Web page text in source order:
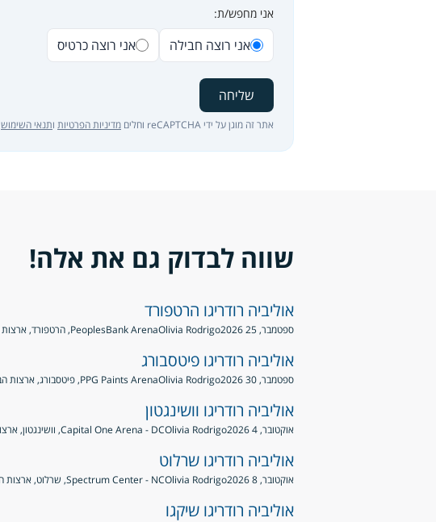
אני מחפש/ת:
אני רוצה חבילה אני רוצה כרטיס
שליחה
אתר זה מוגן על ידי reCAPTCHA וחלים מדיניות הפרטיות ותנאי השימוש
שווה לבדוק גם את אלה!
אוליביה רודריגו הרטפורד
ספטמבר, 25 2026 Olivia RodrigoPeoplesBank Arena, הרטפורד, ארצות הברית
אוליביה רודריגו פיטסבורג
ספטמבר, 30 2026 Olivia RodrigoPPG Paints Arena, פיטסבורג, ארצות הברית
אוליביה רודריגו וושינגטון
אוקטובר, 4 2026 Olivia RodrigoCapital One Arena - DC, וושינגטון, ארצות הברית
אוליביה רודריגו שרלוט
אוקטובר, 8 2026 Olivia RodrigoSpectrum Center - NC, שרלוט, ארצות הברית
אוליביה רודריגו שיקגו